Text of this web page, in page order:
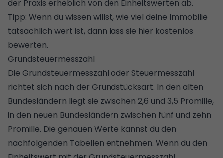
der Praxis erheblich von den Einheitswerten ab.
Tipp: Wenn du wissen willst, wie viel deine Immobilie
tatsächlich wert ist, dann lass sie hier kostenlos
bewerten.
Grundsteuermesszahl
Die Grundsteuermesszahl oder Steuermesszahl
richtet sich nach der Grundstücksart. In den alten
Bundesländern liegt sie zwischen 2,6 und 3,5 Promille,
in den neuen Bundesländern zwischen fünf und zehn
Promille. Die genauen Werte kannst du den
nachfolgenden Tabellen entnehmen. Wenn du den